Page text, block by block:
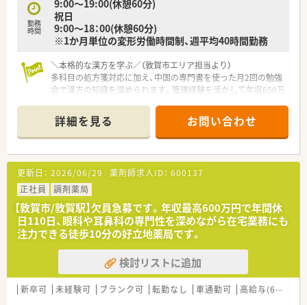
■最新の調剤機器や監査システムが整った環境で、安全かつスム
ーズに業務を行いたい方におすすめの求人です。
勤務
時間
9:00～19:00(休憩60分)
祝日
9:00～18：00(休憩60分)
※1か月単位の変形労働時間制、週平均40時間勤務
＼本格的な漢方を学ぶ／（敦賀市エリア担当より）
多科目の処方箋対応に加え、中国の専門書を使った月2回の勉強
会で漢方の知識を深められます。管理経験を活かして年収650万
＊------------------------------------------＊
【店舗情報と応需状況について】
■敦賀駅から車で8分ほどの立地にあり、多科目の処方箋を1日
50枚から70枚ほど応需している調剤薬局です。
■整形外科や内科をはじめ多岐にわたる医療機関の処方箋を面
で受け付けており、幅広い知識を習得できます。
■かかりつけ薬剤師の取得や老健施設への配達業務も行ってお
り、地域医療に深く貢献できるやりがいがあります。
【法人特徴について】
■敦賀市内に3つの店舗を展開している地域密着型の老舗調剤薬
局で、漢方相談をメイン事業として展開しています。
■40代前半の代表自らが現場の最前線に立って勤務しており、
患者様への投薬指導を非常に大切に考えています。
詳細を見る お問い合わせ
更新日： 2026/06/29 薬剤師求人ID： 600137
正社員
調剤薬局
【敦賀市/敦賀駅】欠員急募です。年収最高600万円で年間休
日110日、眼科や耳鼻科の専門性を深めながら在宅業務にも
注力できる徒歩10分の好立地薬局です。
検討リストに追加
新卒可 未経験可 ブランク可 転勤なし 車通勤可 高給与(600万円以上)